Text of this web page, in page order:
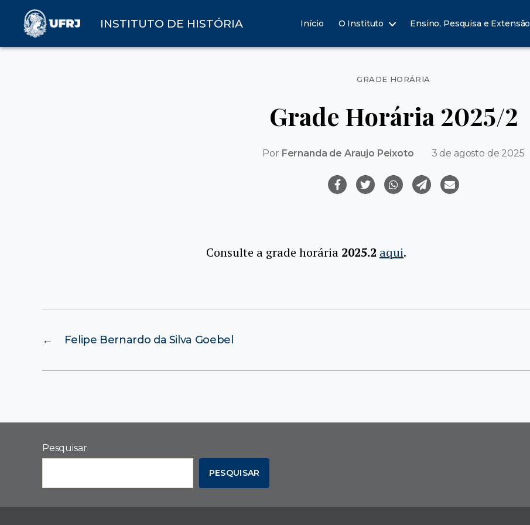
INSTITUTO DE HISTÓRIA Início O Instituto Ensino, Pesquisa e Extensão
Categorias
GRADE HORÁRIA
Grade Horária 2025/2
Por Fernanda de Araujo Peixoto 3 de agosto de 2025
Consulte a grade horária 2025.2 aqui.
← Felipe Bernardo da Silva Goebel
Pesquisar
PESQUISAR